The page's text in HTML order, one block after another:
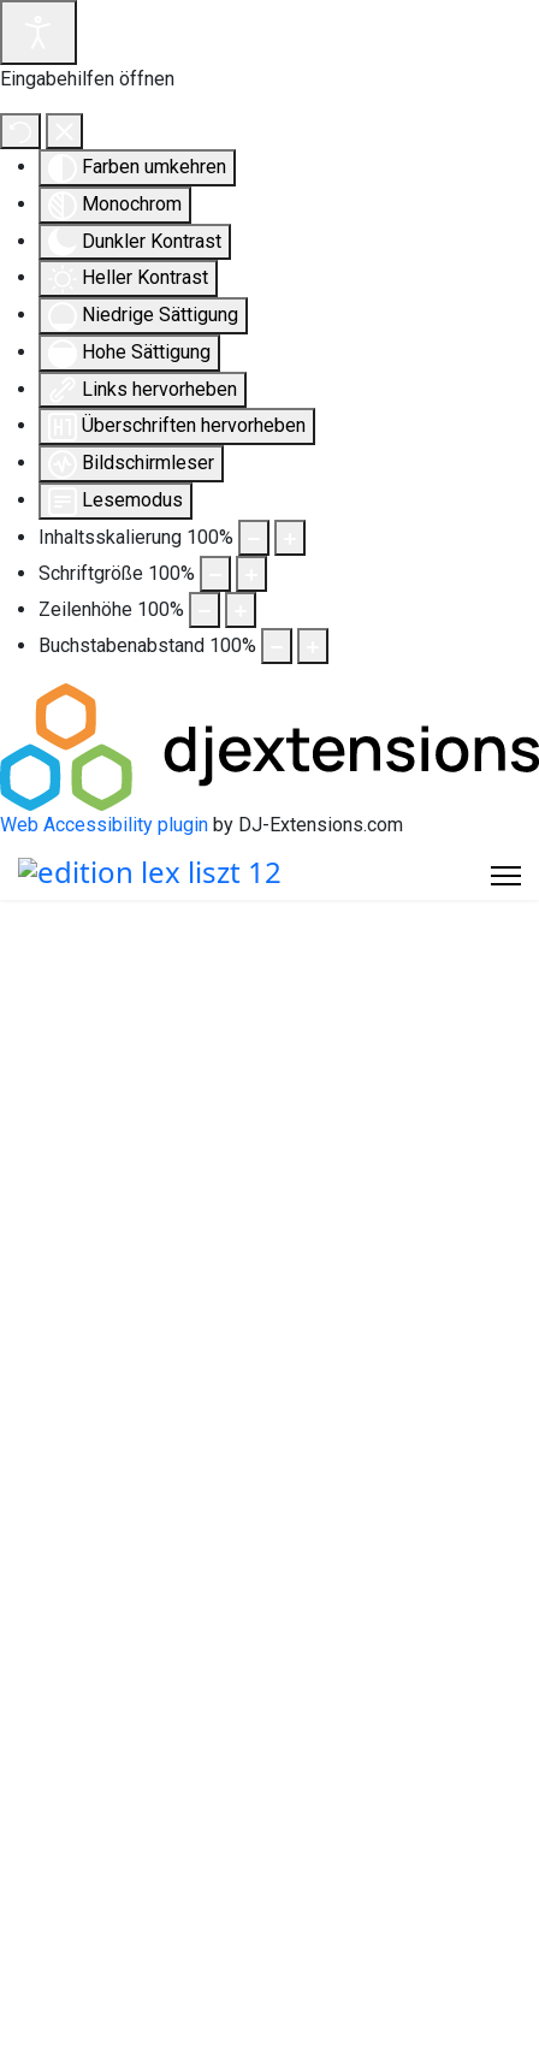
Eingabehilfen öffnen
Farben umkehren
Monochrom
Dunkler Kontrast
Heller Kontrast
Niedrige Sättigung
Hohe Sättigung
Links hervorheben
Überschriften hervorheben
Bildschirmleser
Lesemodus
Inhaltsskalierung 100%
Schriftgröße 100%
Zeilenhöhe 100%
Buchstabenabstand 100%
Web Accessibility plugin by DJ-Extensions.com